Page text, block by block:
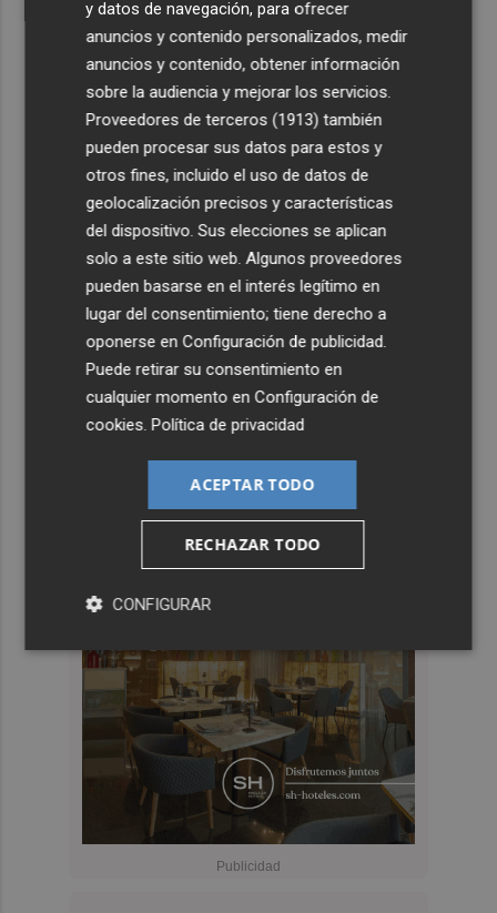
y datos de navegación, para ofrecer
anuncios y contenido personalizados, medir
anuncios y contenido, obtener información
sobre la audiencia y mejorar los servicios.
Proveedores de terceros (1913) también
pueden procesar sus datos para estos y
otros fines, incluido el uso de datos de
geolocalización precisos y características
del dispositivo. Sus elecciones se aplican
solo a este sitio web. Algunos proveedores
pueden basarse en el interés legítimo en
lugar del consentimiento; tiene derecho a
oponerse enConfiguración de publicidad
Puede retirar su consentimiento en
cualquier momento enConfiguración de
cookies .Política de privacidad
ACEPTAR TODO
RECHAZAR TODO
CONFIGURAR